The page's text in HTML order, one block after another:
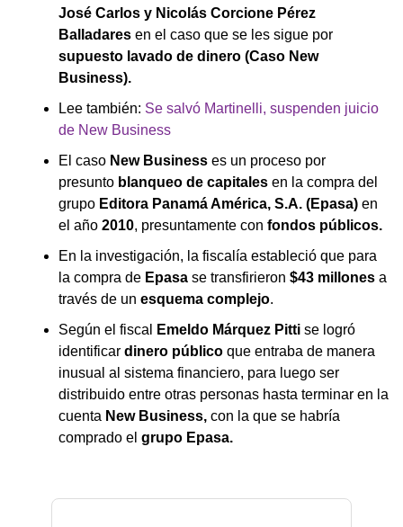
José Carlos y Nicolás Corcione Pérez
Balladares en el caso que se les sigue por
supuesto lavado de dinero (Caso New
Business).
Lee también: Se salvó Martinelli, suspenden juicio
de New Business
El caso New Business es un proceso por
presunto blanqueo de capitales en la compra del
grupo Editora Panamá América, S.A. (Epasa) en
el año 2010, presuntamente con fondos públicos.
En la investigación, la fiscalía estableció que para
la compra de Epasa se transfirieron $43 millones a
través de un esquema complejo.
Según el fiscal
Emeldo Márquez Pitti se logró
identificar dinero público que entraba de manera
inusual al sistema financiero, para luego ser
distribuido entre otras personas hasta terminar en la
cuenta New Business, con la que se habría
comprado el grupo Epasa.